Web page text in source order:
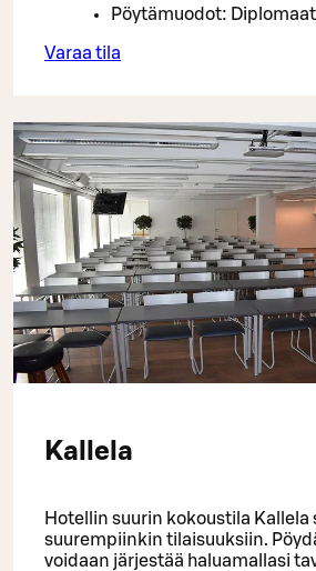
Pöytämuodot:
Varaa tila
Kallela
Hotellin suurin kokoustila Kallela
suurempiinkin tilaisuuksiin.
voidaan järjestää haluamallasi